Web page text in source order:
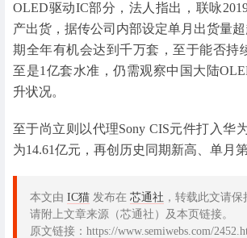
OLED驱动IC部分，法人指出，联咏
产出货，据传公司内部设定单月出货量
期全年有机会达到千万套，至于能否持
至是1亿套水准，仍需观察中国大陆
升状况。
至于尚立则以代理Sony CIS元件打入华
为14.61亿元，再创历史同期新高、单月
本文由 IC猫 发布在 芯通社 ，转载此文请
请附上文章来源（芯通社）及本页链接。
原文链接：https://www.semiwebs.com/